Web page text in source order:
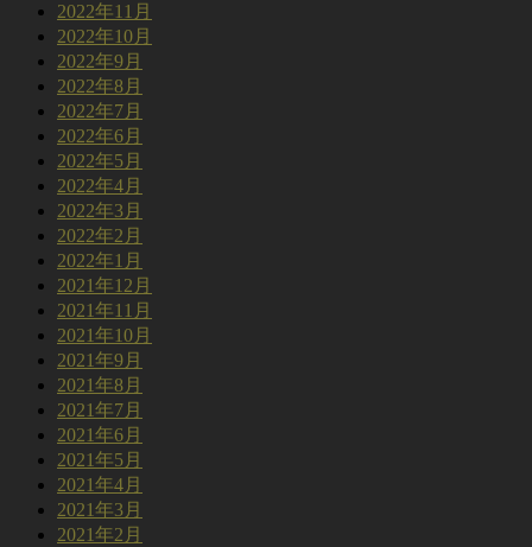
2022年11月
2022年10月
2022年9月
2022年8月
2022年7月
2022年6月
2022年5月
2022年4月
2022年3月
2022年2月
2022年1月
2021年12月
2021年11月
2021年10月
2021年9月
2021年8月
2021年7月
2021年6月
2021年5月
2021年4月
2021年3月
2021年2月